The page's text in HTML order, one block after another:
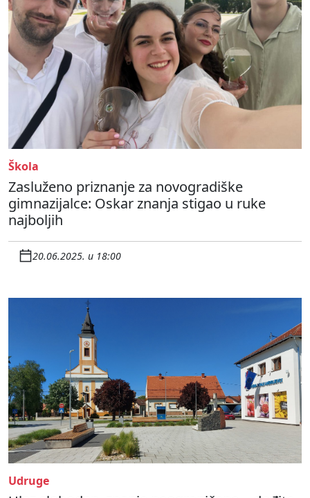
Škola
Zasluženo priznanje za novogradiške
gimnazijalce: Oskar znanja stigao u ruke
najboljih
20.06.2025. u 18:00
Udruge